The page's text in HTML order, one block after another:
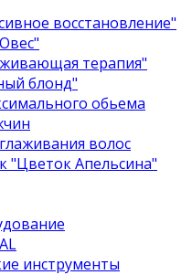
восстановление"
терапия"
блонд"
обьема
волос
"Цветок Апельсина"
инструменты